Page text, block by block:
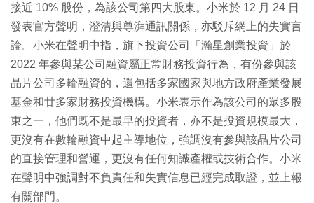
接近 10% 股份，為該公司第四大股東。小米於 12 月 24 日
發表官方聲明，澄清與尊湃通訊關係，亦駁斥網上的失實言
論。小米在聲明中指，旗下投資公司「瀚星創業投資」於
2022 年參與某公司融資屬正常財務投資行為，有份參與該
晶片公司多輪融資的，還包括多家國家與地方政府產業發展
基金和廿多家財務投資機構。小米表示作為該公司的眾多股
東之一，他們既不是最早的投資者，亦不是投資規模最大，
更沒有在數輪融資中起主導地位，強調沒有參與該晶片公司
的直接管理和營運，更沒有任何知識產權或技術合作。小米
在聲明中強調對不負責任和失實信息已經完成取證，並上報
有關部門。